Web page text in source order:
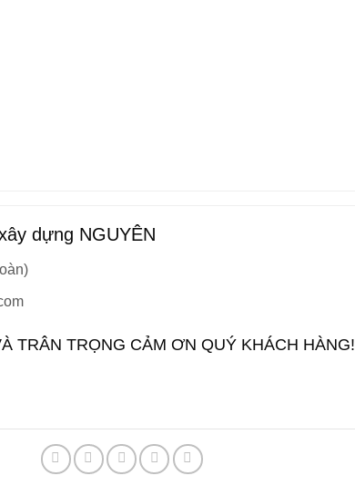
dựng NGUYÊN
TRÂN TRỌNG CẢM ƠN QUÝ KHÁCH HÀNG!